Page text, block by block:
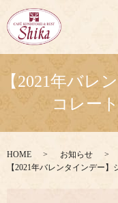
【2021年バレ
コレー
HOME
お知らせ
【2021年バレンタインデー